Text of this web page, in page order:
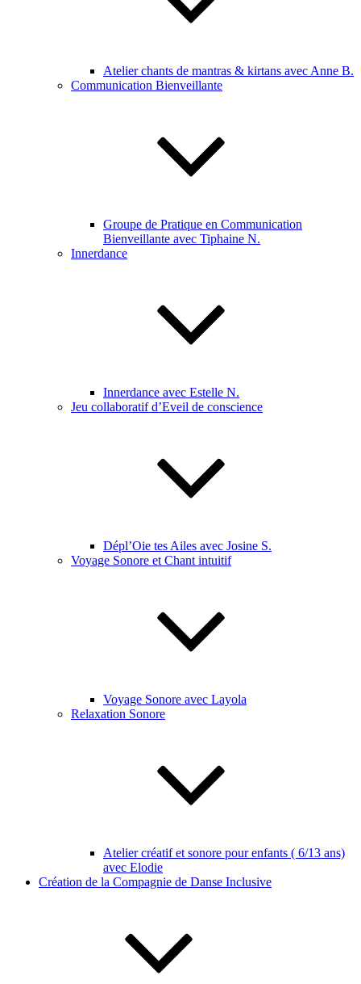
Atelier chants de mantras & kirtans avec Anne B.
Communication Bienveillante
Groupe de Pratique en Communication
Bienveillante avec Tiphaine N.
Innerdance
Innerdance avec Estelle N.
Jeu collaboratif d’Eveil de conscience
Dépl’Oie tes Ailes avec Josine S.
Voyage Sonore et Chant intuitif
Voyage Sonore avec Layola
Relaxation Sonore
Atelier créatif et sonore pour enfants ( 6/13 ans)
avec Elodie
Création de la Compagnie de Danse Inclusive